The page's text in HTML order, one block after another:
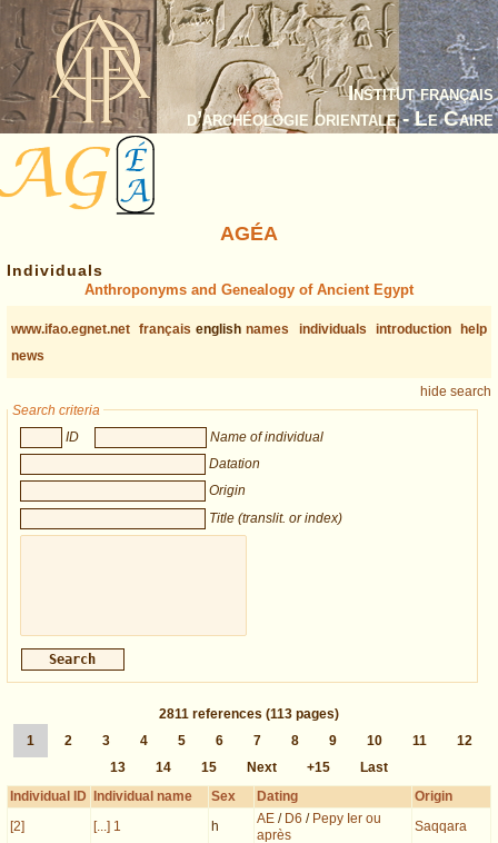
Institut français
d’archéologie orientale - Le Caire
AGÉA
Individuals
Anthroponyms and Genealogy of Ancient Egypt
www.ifao.egnet.net français english names individuals introduction help
news
hide search
Search criteria
ID
Name of individual
Datation
Origin
Title (translit. or index)
2811 references (113 pages)
1
2 3 4 5 6 7 8 9 10 11
12
13
14 15 Next +15
Last
Individual ID
Individual name Sex Dating
Origin
[2]
[...] 1 h AE / D6 / Pepy Ier ou
après
Saqqara